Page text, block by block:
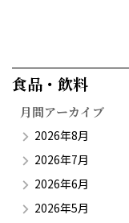
食品・飲料​
月間アーカイブ
2026年8月
2026年7月
2026年6月
2026年5月